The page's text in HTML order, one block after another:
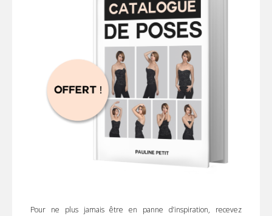
Pour ne plus jamais être en panne d’inspiration, recevez